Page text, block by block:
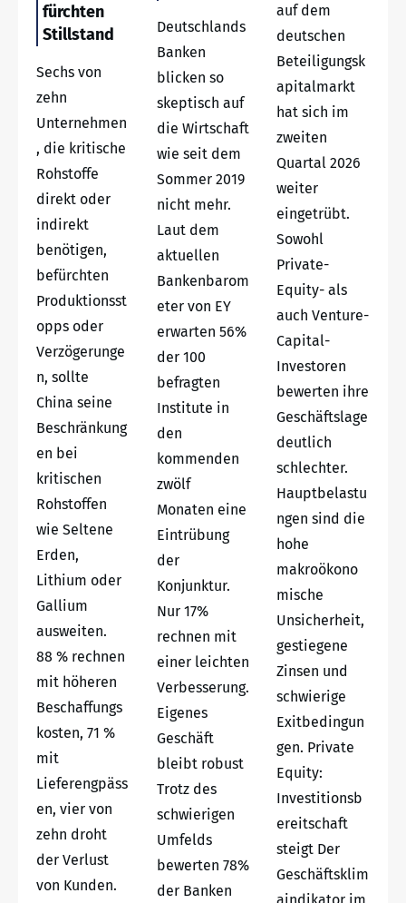
fürchten
Stillstand
Sechs von
zehn
Unternehmen
, die kritische
Rohstoffe
direkt oder
indirekt
benötigen,
befürchten
Produktionsst
opps oder
Verzögerunge
n, sollte
China seine
Beschränkung
en bei
kritischen
Rohstoffen
wie Seltene
Erden,
Lithium oder
Gallium
ausweiten.
88 % rechnen
mit höheren
Beschaffungs
kosten, 71 %
mit
Lieferengpäss
en, vier von
zehn droht
der Verlust
von Kunden.
Deutschlands
Banken
blicken so
skeptisch auf
die Wirtschaft
wie seit dem
Sommer 2019
nicht mehr.
Laut dem
aktuellen
Bankenbarom
eter von EY
erwarten 56%
der 100
befragten
Institute in
den
kommenden
zwölf
Monaten eine
Eintrübung
der
Konjunktur.
Nur 17%
rechnen mit
einer leichten
Verbesserung.
Eigenes
Geschäft
bleibt robust
Trotz des
schwierigen
Umfelds
bewerten 78%
der Banken
auf dem
deutschen
Beteiligungsk
apitalmarkt
hat sich im
zweiten
Quartal 2026
weiter
eingetrübt.
Sowohl
Private-
Equity- als
auch Venture-
Capital-
Investoren
bewerten ihre
Geschäftslage
deutlich
schlechter.
Hauptbelastu
ngen sind die
hohe
makroökono
mische
Unsicherheit,
gestiegene
Zinsen und
schwierige
Exitbedingun
gen. Private
Equity:
Investitionsb
ereitschaft
steigt Der
Geschäftsklim
aindikator im